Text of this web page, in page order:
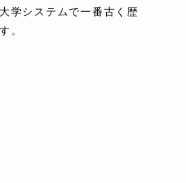
学システムで一番古く歴
。